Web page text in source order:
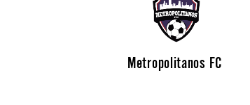
Metropolitanos FC